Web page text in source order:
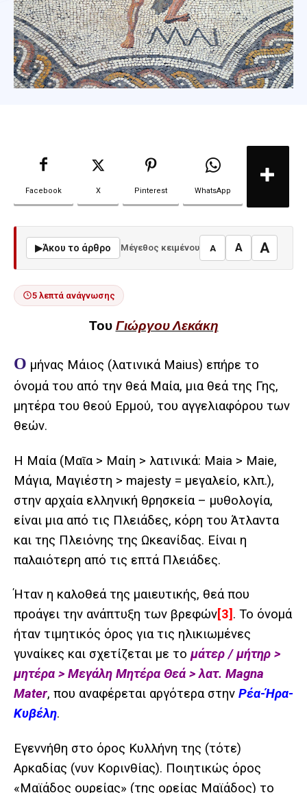
Facebook X Pinterest WhatsApp
▶Άκου το άρθρο Μέγεθος κειμένου A A A
5 λεπτά ανάγνωσης
Του Γιώργου Λεκάκη
Ο μήνας Μάιος (λατινικά Maius) επήρε το
όνομά του από την θεά Μαία, μια θεά της Γης,
μητέρα του θεού Ερμού, του αγγελιαφόρου των
θεών.
Η Μαία (Μαῖα > Μαίη > λατινικά: Maia > Maie,
Μάγια, Μαγιέστη > majesty = μεγαλείο, κλπ.),
στην αρχαία ελληνική θρησκεία – μυθολογία,
είναι μια από τις Πλειάδες, κόρη του Άτλαντα
και της Πλειόνης της Ωκεανίδας. Είναι η
παλαιότερη από τις επτά Πλειάδες.
Ήταν η καλοθεά της μαιευτικής, θεά που
προάγει την ανάπτυξη των βρεφών[3] . Το όνομά
ήταν τιμητικός όρος για τις ηλικιωμένες
γυναίκες και σχετίζεται με το μάτερ / μήτηρ >
μητέρα > Μεγάλη Μητέρα Θεά > λατ. Magna
Mater, που αναφέρεται αργότερα στην Ρέα-Ήρα-
Κυβέλη.
Εγεννήθη στο όρος Κυλλήνη της (τότε)
Αρκαδίας (νυν Κορινθίας). Ποιητικώς όρος
«Μαϊάδος ουρείας» (της ορείας Μαϊάδος) το